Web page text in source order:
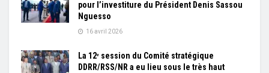
pour l’investiture du Président Denis Sassou
Nguesso
16 avril 2026
La 12ᵉ session du Comité stratégique
DDRR/RSS/NR a eu lieu sous le très haut